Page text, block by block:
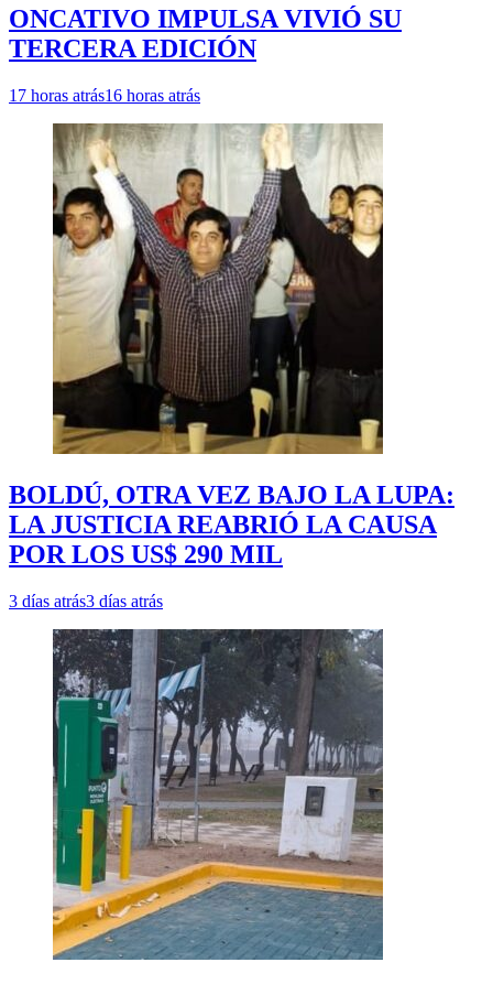
ONCATIVO IMPULSA VIVIÓ SU
TERCERA EDICIÓN
17 horas atrás16 horas atrás
BOLDÚ, OTRA VEZ BAJO LA LUPA:
LA JUSTICIA REABRIÓ LA CAUSA
POR LOS US$ 290 MIL
3 días atrás3 días atrás